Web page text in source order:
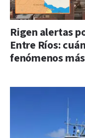
Rigen alertas
Entre Ríos:
fenómenos